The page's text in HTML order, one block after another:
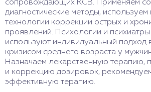
сопровождающих КСВ. Применяем
диагностические методы,
технологии коррекции острых и
проявлений. Психологии и психиатры
используют индивидуальный подход
кризисом среднего возраста у
Назначаем лекарственную терапию,
и коррекцию дозировок,
эффективную терапию.